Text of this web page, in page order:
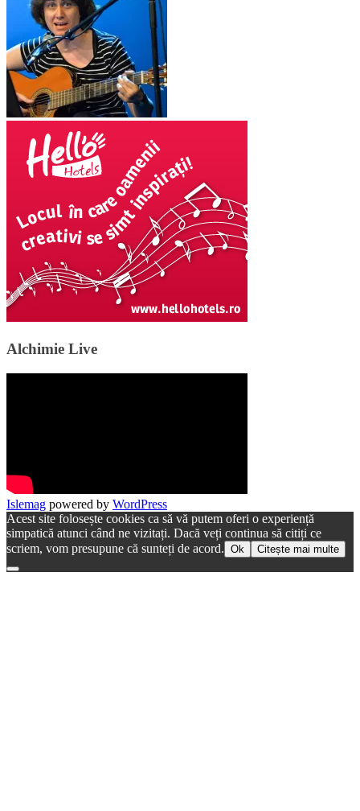
Alchimie Live
Islemag powered by WordPress
Acest site folosește cookies ca să vă putem oferi o experiență
simpatică atunci când ne vizitați. Dacă veți continua să citiți ce
scriem, vom presupune că sunteți de acord. Ok Citește mai multe